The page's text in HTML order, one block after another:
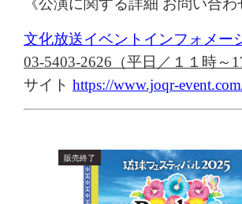
《公演に関する詳細 お問い合わ
文化放送イベントインフォメー
03-5403-2626 （平日／ １１ 時～
サイト https://www.joqr-